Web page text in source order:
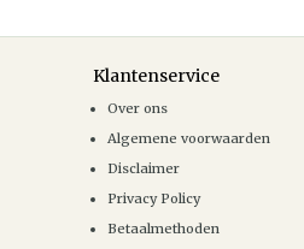
Klantenservice
Over ons
Algemene voorwaarden
Disclaimer
Privacy Policy
Betaalmethoden